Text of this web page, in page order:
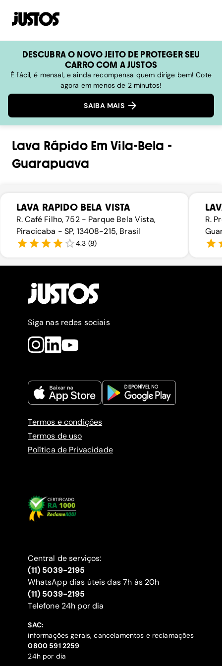
DESCUBRA O NOVO JEITO DE PROTEGER SEU
CARRO COM A JUSTOS
É fácil, é mensal, e ainda recompensa quem dirige bem! Cote
agora em menos de 2 minutos!
SAIBA MAIS
Lava RápidoEmVila-Bela -
Guarapuava
LAVA RAPIDO BELA VISTA
R. Café Filho, 752 - Parque Bela Vista,
Piracicaba - SP, 13408-215, Brasil
4.3 (8)
R.
Siga nas redes sociais
Termos e condições
Termos de uso
Política de Privacidade
Central de serviços:
(11) 5039-2195
WhatsApp dias úteis das 7h às 20h
(11) 5039-2195
‍Telefone 24h por dia
SAC:
informações gerais, cancelamentos e reclamações
‍0800 591 2259
24h por dia